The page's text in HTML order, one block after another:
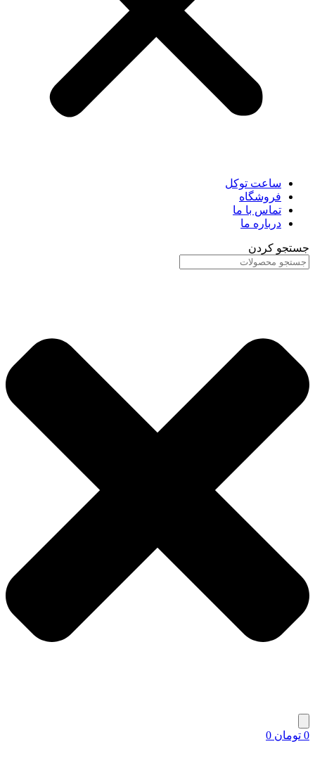
ساعت توکل
فروشگاه
تماس با ما
درباره ما
جستجو کردن
0 تومان 0